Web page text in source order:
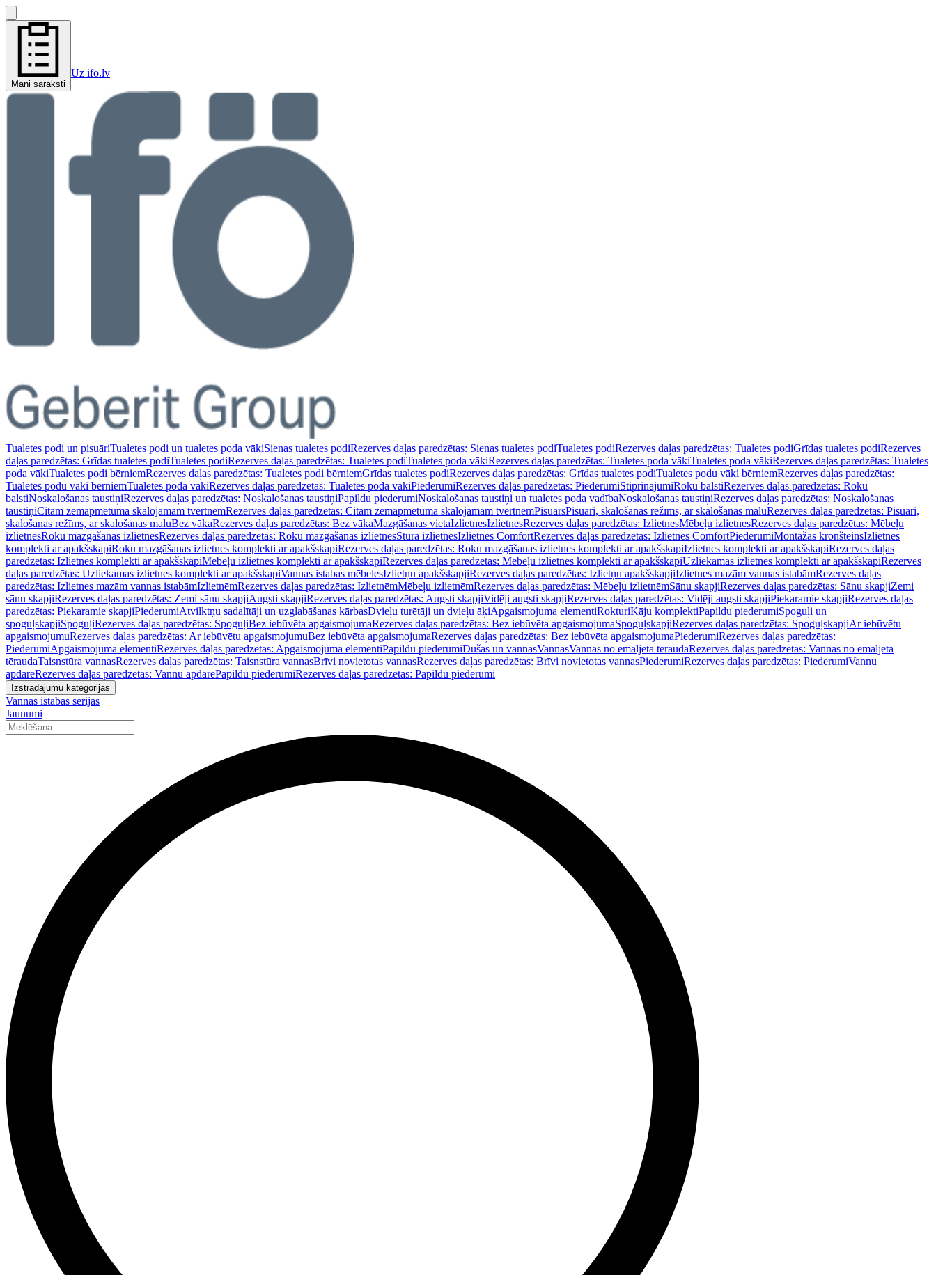
Mani saraksti
Uz ifo.lv
Tualetes podi un pisuāriTualetes podi un tualetes poda vākiSienas tualetes podiRezerves daļas paredzētas: Sienas tualetes podiTualetes podiRezerves daļas paredzētas: Tualetes podiGrīdas tualetes podiRezerves
daļas paredzētas: Grīdas tualetes podiTualetes podiRezerves daļas paredzētas: Tualetes podiTualetes poda vākiRezerves daļas paredzētas: Tualetes poda vākiTualetes poda vākiRezerves daļas paredzētas: Tualetes
poda vākiTualetes podi bērniemRezerves daļas paredzētas: Tualetes podi bērniemGrīdas tualetes podiRezerves daļas paredzētas: Grīdas tualetes podiTualetes podu vāki bērniemRezerves daļas paredzētas:
Tualetes podu vāki bērniemTualetes poda vākiRezerves daļas paredzētas: Tualetes poda vākiPiederumiRezerves daļas paredzētas: PiederumiStiprinājumiRoku balstiRezerves daļas paredzētas: Roku
balstiNoskalošanas taustiņiRezerves daļas paredzētas: Noskalošanas taustiņiPapildu piederumiNoskalošanas taustiņi un tualetes poda vadībaNoskalošanas taustiņiRezerves daļas paredzētas: Noskalošanas
taustiņiCitām zemapmetuma skalojamām tvertnēmRezerves daļas paredzētas: Citām zemapmetuma skalojamām tvertnēmPisuārsPisuāri, skalošanas režīms, ar skalošanas maluRezerves daļas paredzētas: Pisuāri,
skalošanas režīms, ar skalošanas maluBez vākaRezerves daļas paredzētas: Bez vākaMazgāšanas vietaIzlietnesIzlietnesRezerves daļas paredzētas: IzlietnesMēbeļu izlietnesRezerves daļas paredzētas: Mēbeļu
izlietnesRoku mazgāšanas izlietnesRezerves daļas paredzētas: Roku mazgāšanas izlietnesStūra izlietnesIzlietnes ComfortRezerves daļas paredzētas: Izlietnes ComfortPiederumiMontāžas kronšteinsIzlietnes
komplekti ar apakšskapiRoku mazgāšanas izlietnes komplekti ar apakšskapiRezerves daļas paredzētas: Roku mazgāšanas izlietnes komplekti ar apakšskapiIzlietnes komplekti ar apakšskapiRezerves daļas
paredzētas: Izlietnes komplekti ar apakšskapiMēbeļu izlietnes komplekti ar apakšskapiRezerves daļas paredzētas: Mēbeļu izlietnes komplekti ar apakšskapiUzliekamas izlietnes komplekti ar apakšskapiRezerves
daļas paredzētas: Uzliekamas izlietnes komplekti ar apakšskapiVannas istabas mēbelesIzlietņu apakšskapjiRezerves daļas paredzētas: Izlietņu apakšskapjiIzlietnes mazām vannas istabāmRezerves daļas
paredzētas: Izlietnes mazām vannas istabāmIzlietnēmRezerves daļas paredzētas: IzlietnēmMēbeļu izlietnēmRezerves daļas paredzētas: Mēbeļu izlietnēmSānu skapjiRezerves daļas paredzētas: Sānu skapjiZemi
sānu skapjiRezerves daļas paredzētas: Zemi sānu skapjiAugsti skapjiRezerves daļas paredzētas: Augsti skapjiVidēji augsti skapjiRezerves daļas paredzētas: Vidēji augsti skapjiPiekaramie skapjiRezerves daļas
paredzētas: Piekaramie skapjiPiederumiAtvilktņu sadalītāji un uzglabāšanas kārbasDvieļu turētāji un dvieļu āķiApgaismojuma elementiRokturiKāju komplektiPapildu piederumiSpoguļi un
spoguļskapjiSpoguļiRezerves daļas paredzētas: SpoguļiBez iebūvēta apgaismojumaRezerves daļas paredzētas: Bez iebūvēta apgaismojumaSpoguļskapjiRezerves daļas paredzētas: SpoguļskapjiAr iebūvētu
apgaismojumuRezerves daļas paredzētas: Ar iebūvētu apgaismojumuBez iebūvēta apgaismojumaRezerves daļas paredzētas: Bez iebūvēta apgaismojumaPiederumiRezerves daļas paredzētas:
PiederumiApgaismojuma elementiRezerves daļas paredzētas: Apgaismojuma elementiPapildu piederumiDušas un vannasVannasVannas no emaljēta tēraudaRezerves daļas paredzētas: Vannas no emaljēta
tēraudaTaisnstūra vannasRezerves daļas paredzētas: Taisnstūra vannasBrīvi novietotas vannasRezerves daļas paredzētas: Brīvi novietotas vannasPiederumiRezerves daļas paredzētas: PiederumiVannu
apdareRezerves daļas paredzētas: Vannu apdarePapildu piederumiRezerves daļas paredzētas: Papildu piederumi
Izstrādājumu kategorijas
Vannas istabas sērijas
Jaunumi